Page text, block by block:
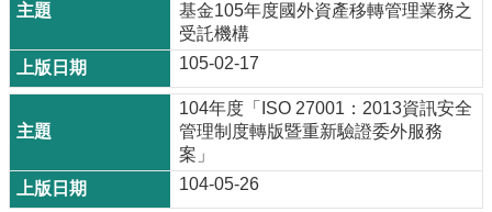
基金105年度國外資產移轉管理業務之
受託機構
105-02-17
104年度「ISO 27001：2013資訊安全
管理制度轉版暨重新驗證委外服務
案」
104-05-26